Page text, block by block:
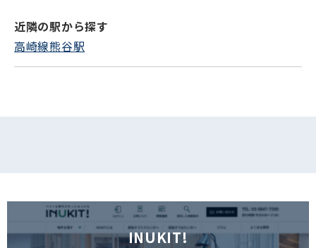
近隣の駅から探す
高崎線熊谷駅
INUKIT!